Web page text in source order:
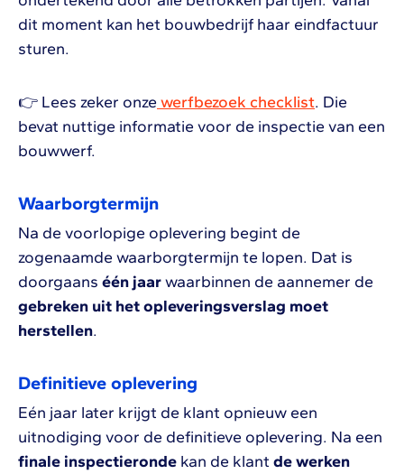
dit moment kan het bouwbedrijf haar eindfactuur
sturen.
👉 Lees zeker onze werfbezoek checklist. Die
bevat nuttige informatie voor de inspectie van een
bouwwerf.
Waarborgtermijn
Na de voorlopige oplevering begint de
zogenaamde waarborgtermijn te lopen. Dat is
doorgaans één jaarwaarbinnen de aannemer de
gebreken uit het opleveringsverslag moet
herstellen.
Definitieve oplevering
Eén jaar later krijgt de klant opnieuw een
uitnodiging voor de definitieve oplevering. Na een
finale inspectieronde kan de klant de werken